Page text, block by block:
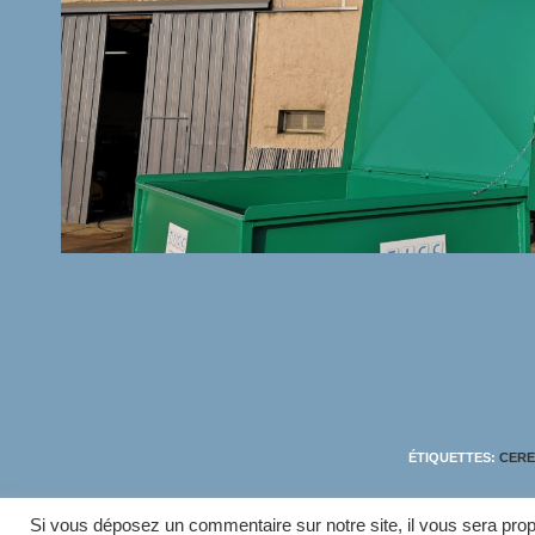
ÉTIQUETTES:
Si vous déposez un commentaire sur notre site, il vous sera